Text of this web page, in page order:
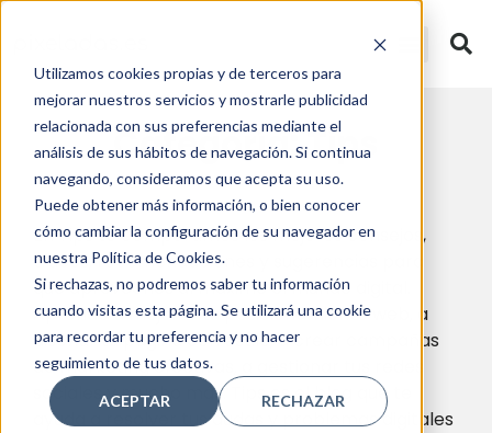
Utilizamos cookies propias y de terceros para
mejorar nuestros servicios y mostrarle publicidad
relacionada con sus preferencias mediante el
análisis de sus hábitos de navegación. Si continua
navegando, consideramos que acepta su uso.
Puede obtener más información, o bien conocer
cómo cambiar la configuración de su navegador en
nuestra Política de Cookies.
Si rechazas, no podremos saber tu información
cuando visitas esta página. Se utilizará una cookie
para recordar tu preferencia y no hacer
seguimiento de tus datos.
ACEPTAR RECHAZAR
Categoría: Tips
En Tips te compartimos los mejores consejos,
trucos, recomendaciones y sugerencias para
que aproveches al máximo el mundo digital.
Aprende a mejorar tu posicionamiento web, a
diseñar tu página con estilo, a crear campañas
de marketing efectivas, a gestionar tus redes
sociales y mucho más. Tips es el blog que te
ayuda a resolver tus dudas y problemas digitales